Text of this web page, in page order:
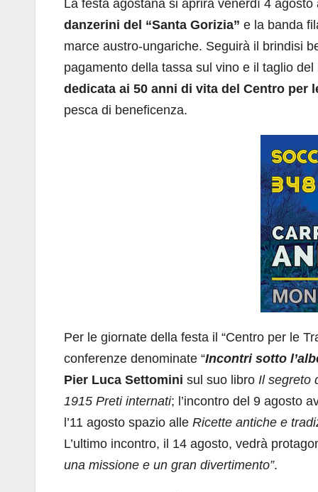
La festa agostana si aprirà venerdì 4
danzerini del “Santa Gorizia” e la banda
marce austro-ungariche. Seguirà il brindisi
pagamento della tassa sul vino e il taglio
dedicata ai 50 anni di vita del Centro per
pesca di beneficenza.
Per le giornate della festa il “Centro per le
conferenze denominate “Incontri sotto
Pier Luca Settomini sul suo libro Il segreto
1915 Preti internati; l’incontro del 9 agosto
l’11 agosto spazio alle Ricette antiche e
L’ultimo incontro, il 14 agosto, vedrà
una missione e un gran divertimento”.